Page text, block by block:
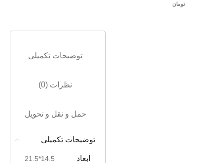
تومان
توضیحات تکمیلی
نظرات (0)
حمل و نقل و تحویل
توضیحات تکمیلی
ابعاد 14.5*21.5